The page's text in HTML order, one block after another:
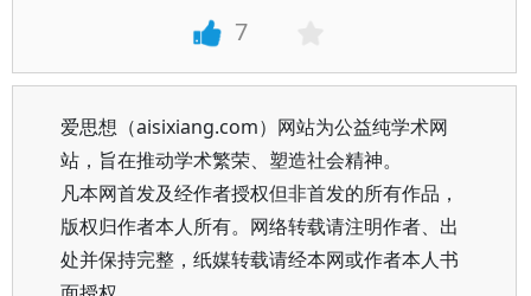
7
爱思想（aisixiang.com）网站为公益纯学术网
站，旨在推动学术繁荣、塑造社会精神。
凡本网首发及经作者授权但非首发的所有作品，
版权归作者本人所有。网络转载请注明作者、出
处并保持完整，纸媒转载请经本网或作者本人书